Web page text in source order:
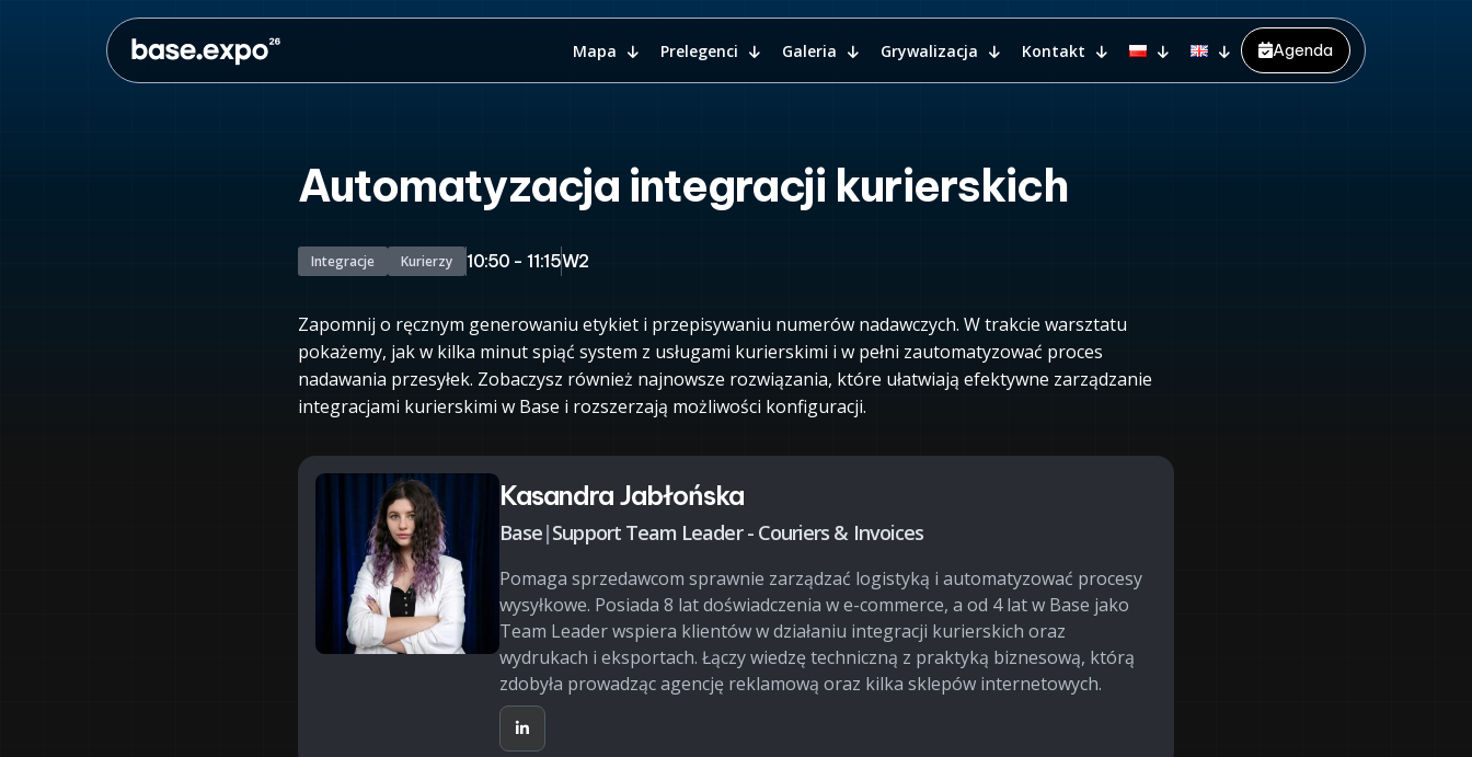
Mapa Prelegenci Galeria Grywalizacja Kontakt Agenda
Automatyzacja integracji kurierskich
Integracje Kurierzy 10:50 - 11:15W2
Zapomnij o ręcznym generowaniu etykiet i przepisywaniu numerów nadawczych. W trakcie warsztatu
pokażemy, jak w kilka minut spiąć system z usługami kurierskimi i w pełni zautomatyzować proces
nadawania przesyłek. Zobaczysz również najnowsze rozwiązania, które ułatwiają efektywne zarządzanie
integracjami kurierskimi w Base i rozszerzają możliwości konfiguracji.
Kasandra Jabłońska
Base|Support Team Leader - Couriers & Invoices
Pomaga sprzedawcom sprawnie zarządzać logistyką i automatyzować procesy
wysyłkowe. Posiada 8 lat doświadczenia w e-commerce, a od 4 lat w Base jako
Team Leader wspiera klientów w działaniu integracji kurierskich oraz
wydrukach i eksportach. Łączy wiedzę techniczną z praktyką biznesową, którą
zdobyła prowadząc agencję reklamową oraz kilka sklepów internetowych.